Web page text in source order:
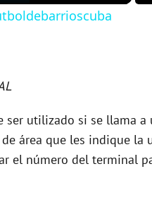
ser utilizado si se llama
área que les indique la
el número del terminal